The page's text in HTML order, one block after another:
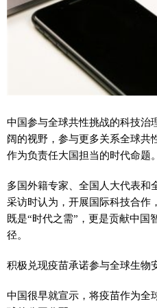
中国参与全球共性挑战的科技治
阔的视野，参与更多关系全球共
作为负责任大国担当的时代命题。
多国外籍专家、全国人大代表和
采访时认为，开展国际科技合作
既是“时代之需”，更是贡献中国
径。
积极兑现疫苗承诺参与全球生物
中国很早就宣示，将疫苗作为全